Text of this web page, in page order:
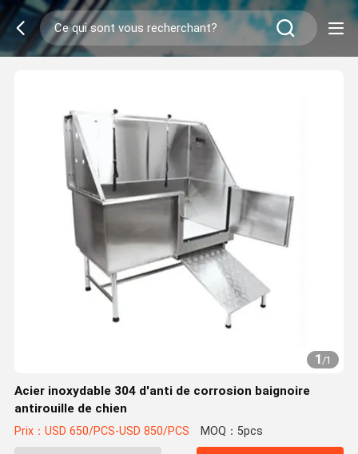
1/1
Acier inoxydable 304 d'anti de corrosion baignoire
antirouille de chien
Prix：USD 650/PCS-USD 850/PCS MOQ：5pcs